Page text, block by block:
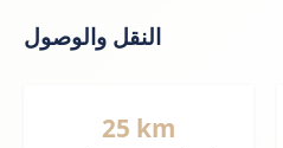
النقل والوصول
25 km